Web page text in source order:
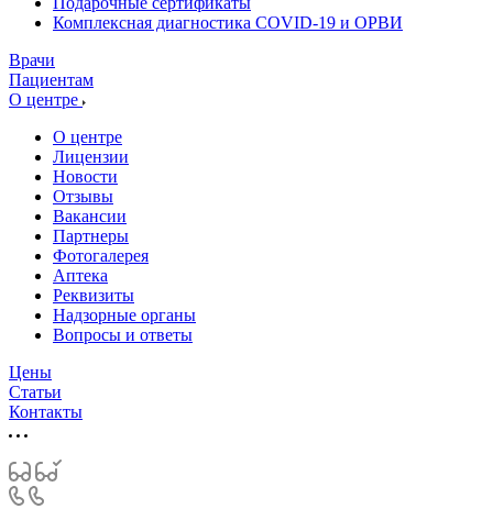
Комплексная диагностика COVID-19 и ОРВИ
Врачи
Пациентам
О центре
О центре
Лицензии
Новости
Отзывы
Вакансии
Партнеры
Фотогалерея
Аптека
Реквизиты
Надзорные органы
Вопросы и ответы
Цены
Статьи
Контакты